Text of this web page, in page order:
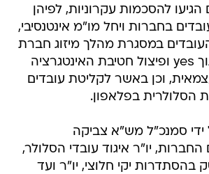
הגיעו להסכמות עקרוניות, לפיהן
בחברות ויחל מו"מ אינטנסיבי,
במסגרת מהלך מיזוג חברת
בזק בינלאומי לתוך yes ופיצול חטיבת האינטגרציה
וכן באשר לקליטת עובדים
הסלולרית בפלאפון.
ידי סמנכ"ל מש"א צביקה
יו"ר איגוד עובדי הסלולר,
בהסתדרות יקי חלוצי, יו"ר ועד